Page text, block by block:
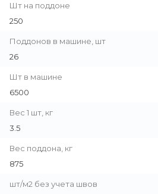
Шт на поддоне
250
Поддонов в машине, шт
26
Шт в машине
6500
Вес 1 шт, кг
3.5
Вес поддона, кг
875
шт/м2 без учета швов